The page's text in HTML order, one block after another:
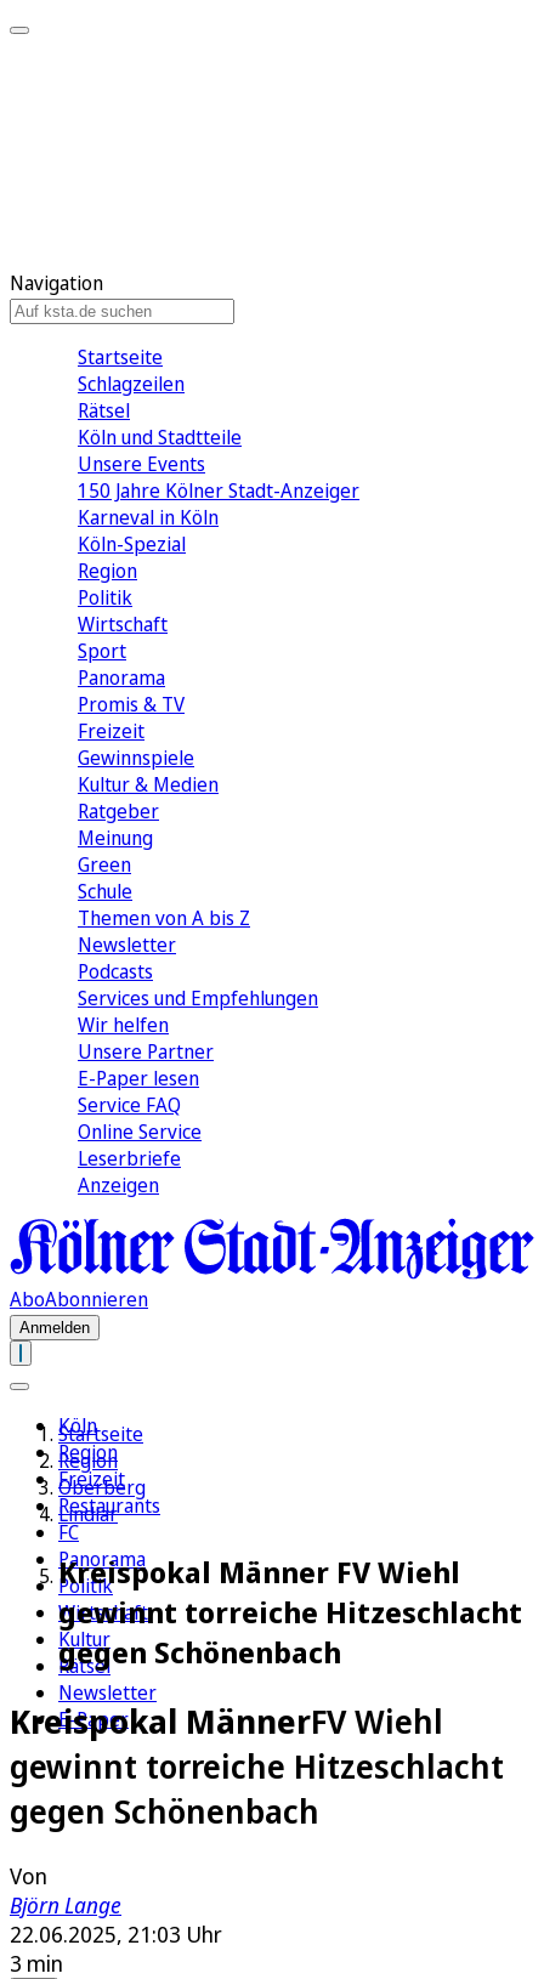
Navigation
Startseite
Schlagzeilen
Rätsel
Köln und Stadtteile
Unsere Events
150 Jahre Kölner Stadt-Anzeiger
Karneval in Köln
Köln-Spezial
Region
Politik
Wirtschaft
Sport
Panorama
Promis & TV
Freizeit
Gewinnspiele
Kultur & Medien
Ratgeber
Meinung
Green
Schule
Themen von A bis Z
Newsletter
Podcasts
Services und Empfehlungen
Wir helfen
Unsere Partner
E-Paper lesen
Service FAQ
Online Service
Leserbriefe
Anzeigen
AboAbonnieren
Anmelden
Köln
Region
Freizeit
Restaurants
FC
Panorama
Politik
Wirtschaft
Kultur
Rätsel
Newsletter
E-Paper
Startseite
Region
Oberberg
Lindlar
Kreispokal Männer FV Wiehl
gewinnt torreiche Hitzeschlacht
gegen Schönenbach
Kreispokal MännerFV Wiehl
gewinnt torreiche Hitzeschlacht
gegen Schönenbach
Von
Björn Lange
22.06.2025, 21:03 Uhr
3 min